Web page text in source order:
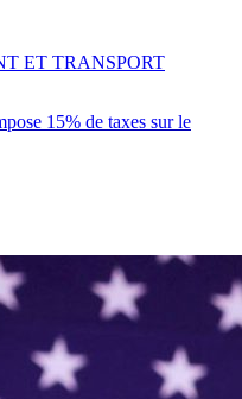
15% de taxes sur le
ET TRANSPORT